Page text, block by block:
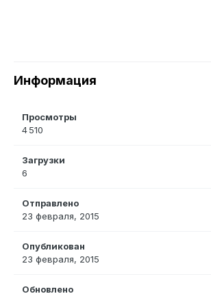
Информация
Просмотры
4 510
Загрузки
6
Отправлено
23 февраля, 2015
Опубликован
23 февраля, 2015
Обновлено